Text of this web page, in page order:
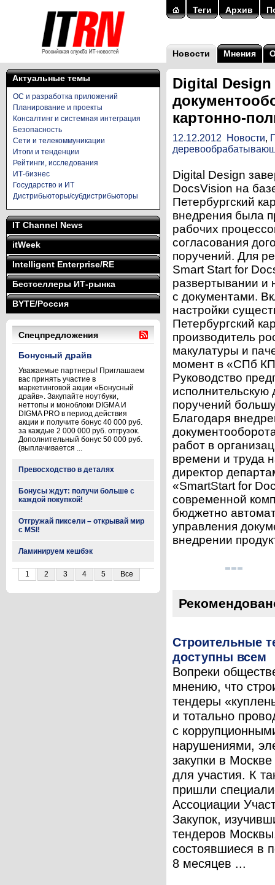
Теги Архив
Новости Мнения
Актуальные темы
ОС и разработка приложений
Планирование и проекты
Консалтинг и системная интеграция
Безопасность
Сети и телекоммуникации
Итоги и тенденции
Рейтинги, исследования
ИТ-бизнес
Государство и ИТ
Дистрибьюторы/субдистрибьюторы
IT Channel News
itWeek
Intelligent Enterprise/RE
Бестселлеры ИТ-рынка
BYTE/Россия
Спецпредложения
Бонусный драйв
Уважаемые партнеры! Приглашаем
вас принять участие в
маркетинговой акции «Бонусный
драйв». Закупайте ноутбуки,
неттопы и моноблоки DIGMA И
DIGMA PRO в период действия
акции и получите бонус 40 000 руб.
за каждые 2 000 000 руб. отгрузок.
Дополнительный бонус 50 000 руб.
(выплачивается ...
Превосходство в деталях
Бонусы ждут: получи больше с
каждой покупкой!
Отгружай пиксели – открывай мир
с MSI!
Ламинируем кешбэк
1 2 3 4 5 Все
Digital
картонно-
12.12.2012 Новости,
Digital Design
DocsVision на
Петербургский
внедрения была
рабочих
согласования
поручений. Для
Smart Start for
развертывании и
с документами.
настройки
Петербургский
производитель
макулатуры и
момент в «СПб
Руководство
исполнительскую
поручений
Благодаря
работ в
времени и труда
директор
«SmartStart for
современной
бюджетно
управления
внедрении
Строительные
доступны всем
Вопреки
мнению, что
тендеры
и тотально
с
нарушениями,
закупки в
для участия. К
пришли
Ассоциации
Закупок,
тендеров
состоявшиеся в
8 месяцев ...